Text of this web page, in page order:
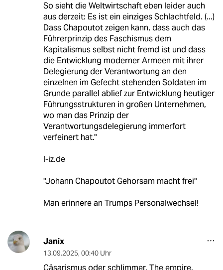
So sieht die Weltwirtschaft eben leider auch
aus derzeit: Es ist ein einziges Schlachtfeld. (...)
Dass Chapoutot zeigen kann, dass auch das
Führerprinzip des Faschismus dem
Kapitalismus selbst nicht fremd ist und dass
die Entwicklung moderner Armeen mit ihrer
Delegierung der Verantwortung an den
einzelnen im Gefecht stehenden Soldaten im
Grunde parallel ablief zur Entwicklung heutiger
Führungsstrukturen in großen Unternehmen,
wo man das Prinzip der
Verantwortungsdelegierung immerfort
verfeinert hat."
l-iz.de
"Johann Chapoutot Gehorsam macht frei"
Man erinnere an Trumps Personalwechsel!
Janix
13.09.2025, 00:40 Uhr